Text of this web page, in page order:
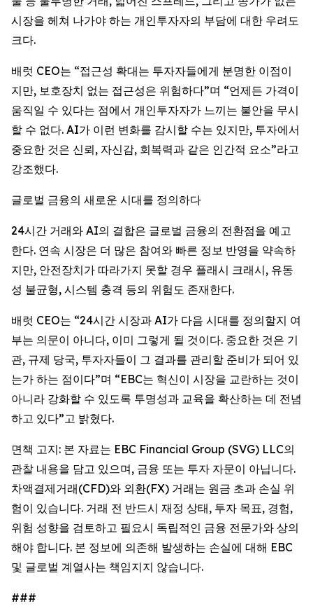
시장을 헤쳐 나가야 하는 개인투자자의 부담에 대한 우려도
크다.
배럿 CEO는 “접근성 확대는 투자자들에게 분명한 이점이
지만, 보호장치 없는 접근성은 위험하다”며 “언제든 가격이
움직일 수 있다는 점에서 개인투자자가 느끼는 불안을 무시
할 수 없다. AI가 이런 변화를 감시할 수는 있지만, 투자에서
중요한 것은 신뢰, 자신감, 회복력과 같은 인간적 요소”라고
강조했다.
글로벌 금융의 새로운 시대를 정의하다
24시간 거래와 AI의 결합은 글로벌 금융의 전환점을 예고
한다. 연속 시장은 더 많은 참여와 빠른 정보 반영을 약속하
지만, 안전장치가 따라가지 못할 경우 플래시 크래시, 유동
성 불균형, 시스템 충격 등의 위험도 존재한다.
배럿 CEO는 “24시간 시장과 AI가 다음 시대를 정의할지 여
부는 의문이 아니다, 이미 그렇게 될 것이다. 중요한 것은 기
관, 규제 당국, 투자자들이 그 결과를 관리할 준비가 되어 있
는가 하는 점이다”며 “EBC는 혁신이 시장을 교란하는 것이
아니라 강화할 수 있도록 투명성과 교육을 확산하는 데 전념
하고 있다”고 밝혔다.
면책 고지: 본 자료는 EBC Financial Group (SVG) LLC의
관찰 내용을 담고 있으며, 금융 또는 투자 자문이 아닙니다.
차액결제거래(CFD)와 외환(FX) 거래는 원금 초과 손실 위
험이 있습니다. 거래 전 반드시 재정 상태, 투자 목표, 경험,
위험 성향을 검토하고 필요시 독립적인 금융 전문가와 상의
해야 합니다. 본 정보에 의존해 발생하는 손실에 대해 EBC
및 글로벌 계열사는 책임지지 않습니다.
###